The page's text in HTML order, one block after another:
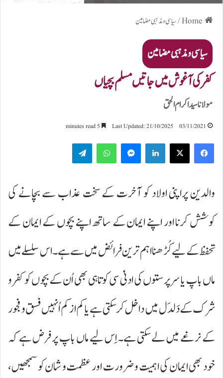
/سیاسی و مذہبی مضامین
سیاسی و مذہبی مضامین
کفر کی آغوش میں جاتیں مسلم بچیاں
مولانا سید اکرام الحق
03/11/2021
Last Updated: 21/10/2025
LinkedIn
WhatsApp
والدین پراپنی اولاد کو آخرت کے سخت عذاب سے بچانے کی
کوشش کرنا اور اپنے ایمان کے ساتھ اپنے بچوں کے ایمان کے
تحفظ کے لیے کُڑھنا اہم ترین فرائض میں سے ہے۔ اس سلسلے میں
ماں باپ یا سرپرستوں کی ادنیٰ سی کوتاہی بھی اُن کے بچوں کو کفر و
شرک کے دَلدَل میں داخل کر سکتی ہے یا کم از کم اُنہیں فسق و فجور
کے نرغے میں لے سکتی ہے۔ اِس لیے ماں باپ پر فرض ہے کہ
خود بھی ایمان کی اہمیت و ضرورت اور عظمت و شان کو سمجھیں،